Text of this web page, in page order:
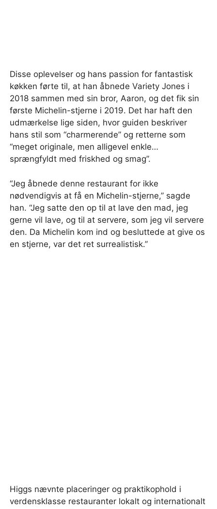
Disse oplevelser og hans passion for fantastisk
køkken førte til, at han åbnede Variety Jones i
2018 sammen med sin bror, Aaron, og det fik sin
første Michelin-stjerne i 2019. Det har haft den
udmærkelse lige siden, hvor guiden beskriver
hans stil som “charmerende” og retterne som
“meget originale, men alligevel enkle…
sprængfyldt med friskhed og smag”.
“Jeg åbnede denne restaurant for ikke
nødvendigvis at få en Michelin-stjerne,” sagde
han. “Jeg satte den op til at lave den mad, jeg
gerne vil lave, og til at servere, som jeg vil servere
den. Da Michelin kom ind og besluttede at give os
en stjerne, var det ret surrealistisk.”
Higgs nævnte placeringer og praktikophold i
verdensklasse restauranter lokalt og internationalt